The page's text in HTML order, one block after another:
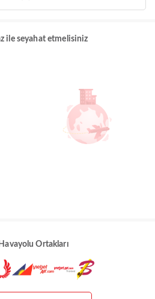
ile seyahat etmelisiniz
Ortakları